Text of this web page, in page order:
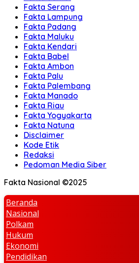
Fakta Serang
Fakta Lampung
Fakta Padang
Fakta Maluku
Fakta Kendari
Fakta Babel
Fakta Ambon
Fakta Palu
Fakta Palembang
Fakta Manado
Fakta Riau
Fakta Yogyakarta
Fakta Natuna
Disclaimer
Kode Etik
Redaksi
Pedoman Media Siber
Fakta Nasional ©2025
Beranda
Nasional
Polkam
Hukum
Ekonomi
Pendidikan